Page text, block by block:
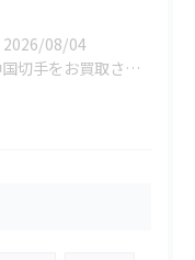
2026/08/04
中国切手をお買取させていただきました📮✨